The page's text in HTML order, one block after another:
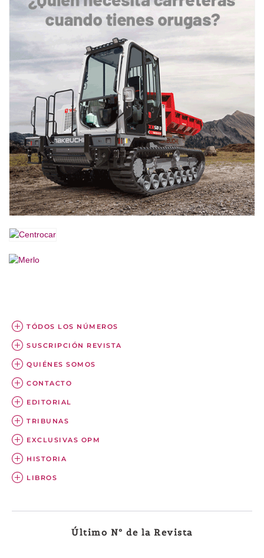
TÓDOS LOS NÚMEROS
SUSCRIPCIÓN REVISTA
QUIÉNES SOMOS
CONTACTO
EDITORIAL
TRIBUNAS
EXCLUSIVAS OPM
HISTORIA
LIBROS
Último Nº de la Revista